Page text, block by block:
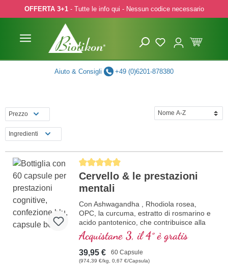
to main content
Skip to search
Skip to main navigation
OFFERTA 3+1- Tutte le info qui - Nessun codice necessario
Aiuto & Consigli +49 (0)6201-878380
Prezzo
Ingredienti
Average rating of 5 out of 5 stars
Cervello & le prestazioni
mentali
Con Ashwagandha , Rhodiola rosea,
OPC, la curcuma, estratto di rosmarino e
acido pantotenico, che contribuisce alla
normale prestazioni mentali ed è coinvolto
nella sintesi e nel metabolismo di diversi
neurotrasmettitori. Vitamine B bioattivo!
Acquistane 3, il 4° è gratis
39,95 € 60 Capsule
(974,39 €/kg, 0,67 €/Capsula)